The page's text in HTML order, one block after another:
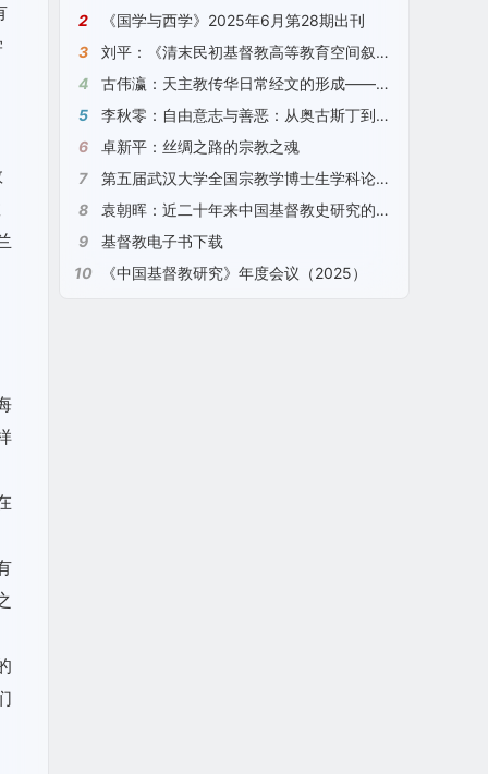
2
《国学与西学》2025年6月第28期出刊
3
刘平：《清末民初基督教高等教育空间叙事研究》（2025）
4
古伟瀛：天主教传华日常经文的形成——以“圣号经”、“天主经”、“圣母经”为例（2024）
5
李秋零：自由意志与善恶：从奥古斯丁到康德
6
卓新平：丝绸之路的宗教之魂
7
第五届武汉大学全国宗教学博士生学科论坛征文通知
8
袁朝晖：近二十年来中国基督教史研究的观察与探索（2024）
9
基督教电子书下载
10
《中国基督教研究》年度会议（2025）